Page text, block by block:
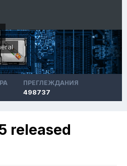
ПРЕГЛЕЖДАНИЯ
498737
released